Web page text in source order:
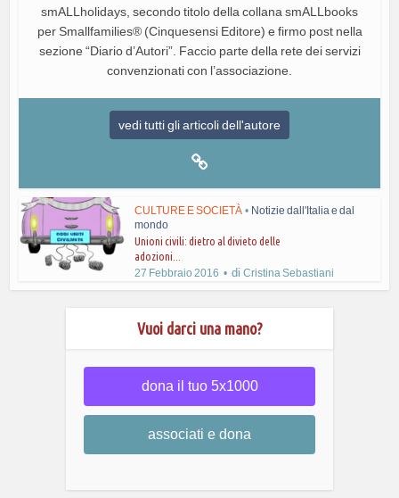
smALLholidays, secondo titolo della collana smALLbooks
per Smallfamilies® (Cinquesensi Editore) e firmo post nella
sezione “Diario d’Autori”. Faccio parte della rete dei servizi
convenzionati con l’associazione.
vedi tutti gli articoli dell'autore
CULTURE E SOCIETÀ • Notizie dall'Italia e dal
mondo
Unioni civili: dietro al divieto delle
adozioni...
27 Febbraio 2016
diCristina Sebastiani
Vuoi darci una mano?
dona il tuo 5x1000
associati e dona